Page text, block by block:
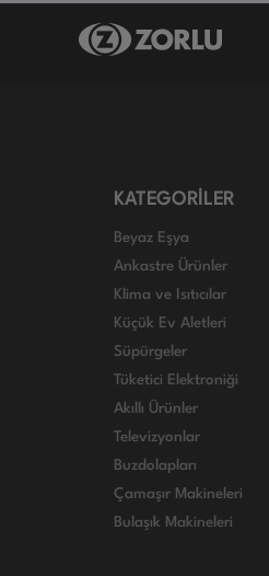
KATEGORİLER
Beyaz Eşya
Ankastre Ürünler
Klima ve Isıtıcılar
Küçük Ev Aletleri
Süpürgeler
Tüketici Elektroniği
Akıllı Ürünler
Televizyonlar
Buzdolapları
Çamaşır Makineleri
Bulaşık Makineleri